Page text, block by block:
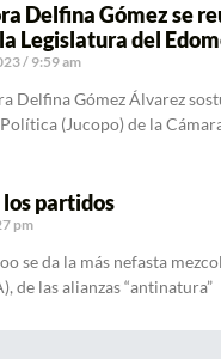
Delfina Gómez se
Legislatura del
9:59 am
Delfina Gómez Álvarez
(Jucopo) de la
partidos
pm
se da la más nefasta
de las alianzas “antinatura”